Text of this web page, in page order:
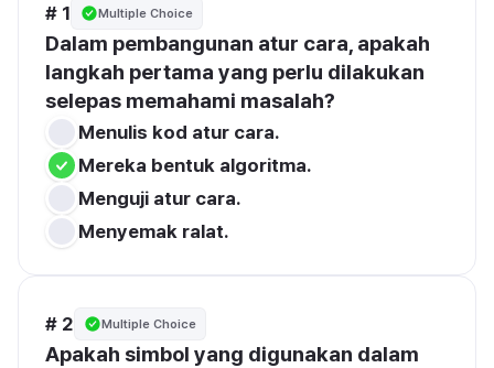
# 1 Multiple Choice
Dalam pembangunan atur cara, apakah
langkah pertama yang perlu dilakukan
selepas memahami masalah?
Menulis kod atur cara.
Mereka bentuk algoritma.
Menguji atur cara.
Menyemak ralat.
# 2 Multiple Choice
Apakah simbol yang digunakan dalam